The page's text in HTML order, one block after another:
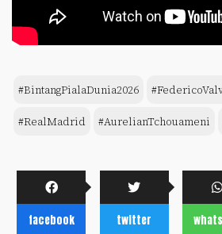
#BintangPialaDunia2026
#RealMadrid #AurelianTchouameni
facebook twitter